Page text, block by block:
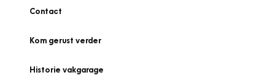
Contact
Kom gerust verder
Historie vakgarage